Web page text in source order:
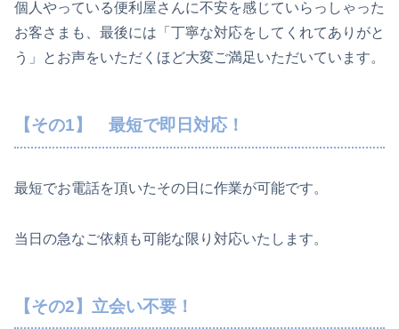
個人やっている便利屋さんに不安を感じていらっしゃった
お客さまも、最後には「丁寧な対応をしてくれてありがと
う」とお声をいただくほど大変ご満足いただいています。
【その1】 最短で即日対応！
最短でお電話を頂いたその日に作業が可能です。
当日の急なご依頼も可能な限り対応いたします。
【その2】立会い不要！